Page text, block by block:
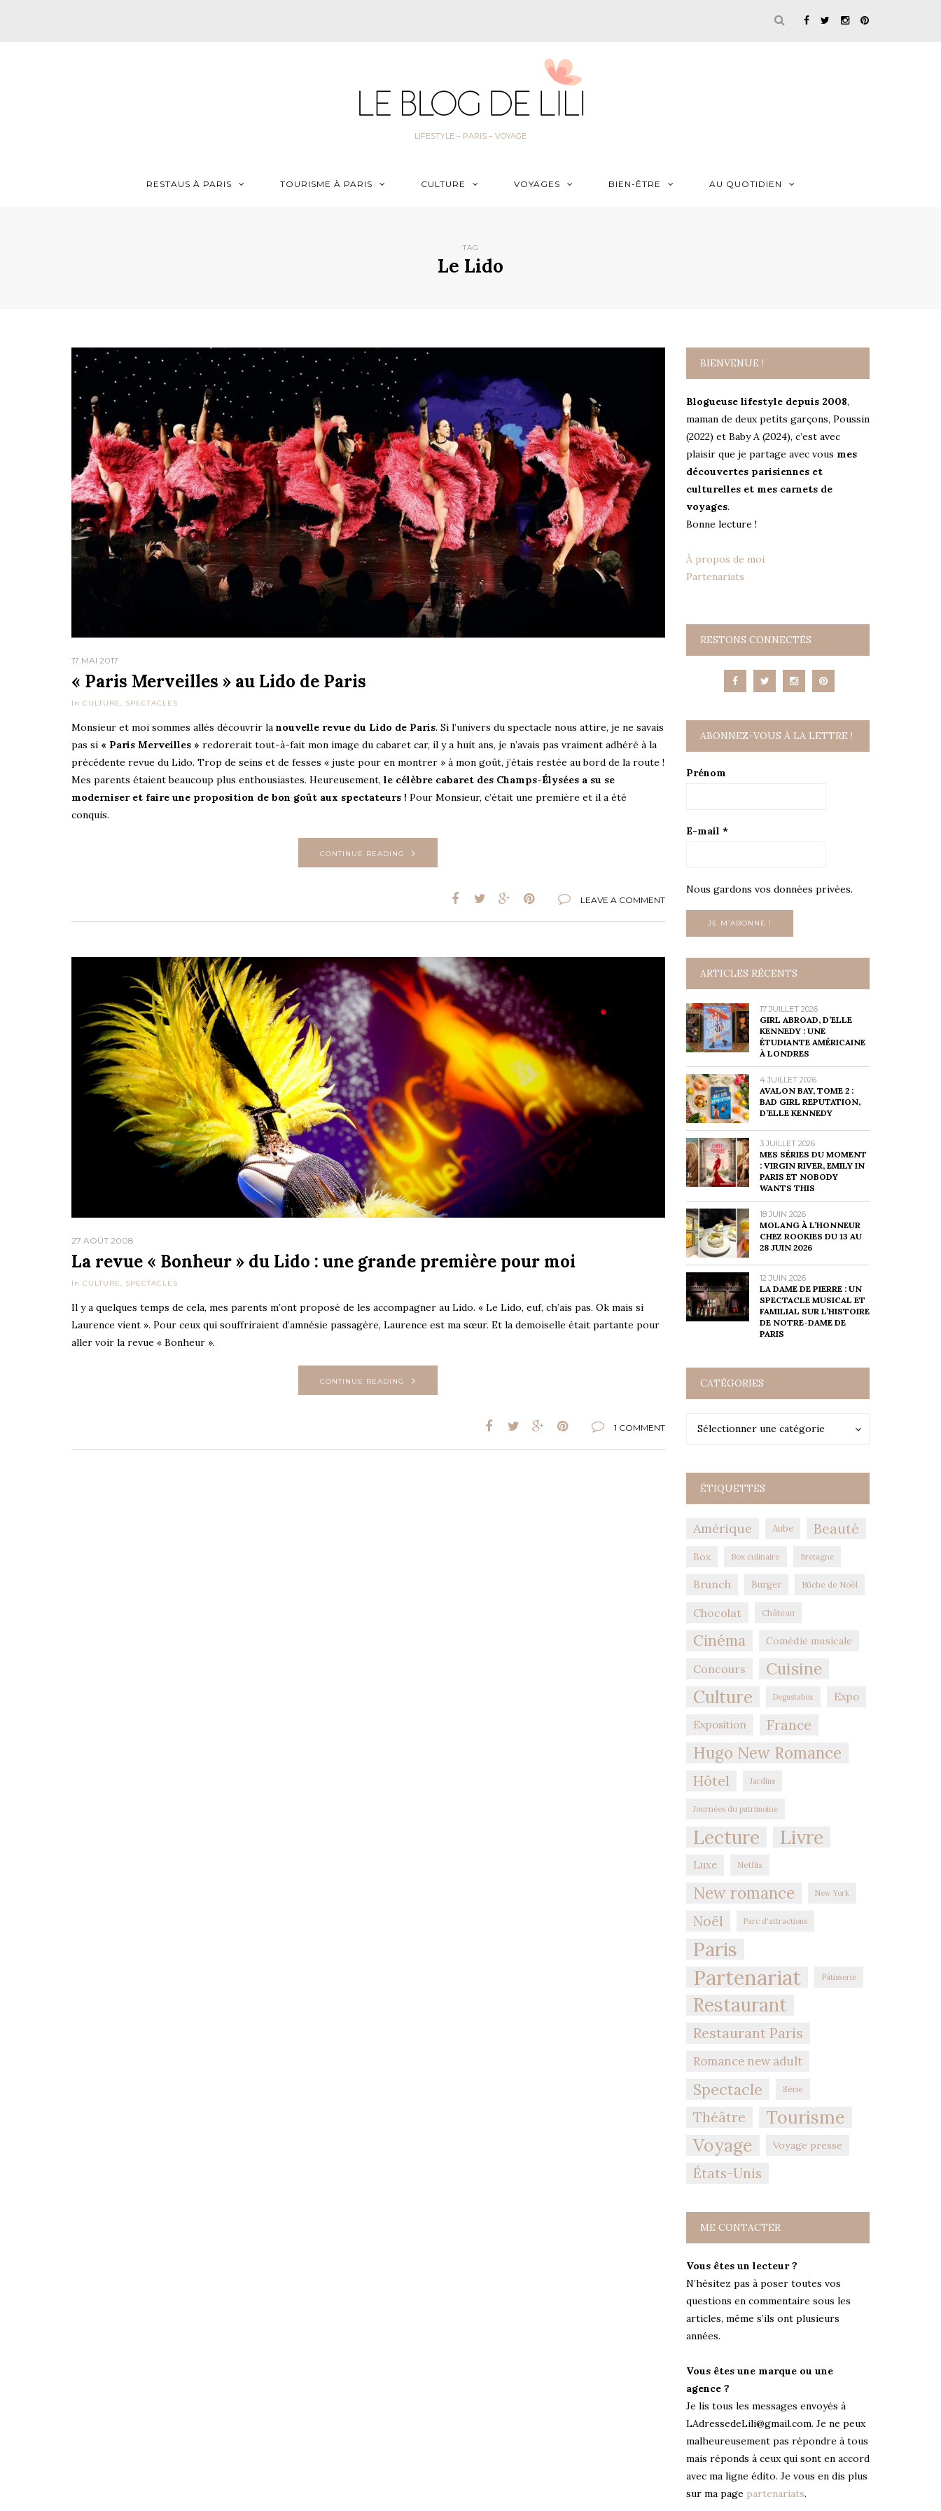
LIFESTYLE – PARIS – VOYAGE
RESTAUS À PARIS TOURISME À PARIS CULTURE VOYAGES BIEN-ÊTRE AU QUOTIDIEN
TAG
Le Lido
17 MAI 2017
« Paris Merveilles » au Lido de Paris
In CULTURE, SPECTACLES
Monsieur et moi sommes allés découvrir la nouvelle revue du Lido de Paris. Si l’univers du spectacle nous attire, je ne savais
pas si « Paris Merveilles » redorerait tout-à-fait mon image du cabaret car, il y a huit ans, je n’avais pas vraiment adhéré à la
précédente revue du Lido. Trop de seins et de fesses « juste pour en montrer » à mon goût, j’étais restée au bord de la route !
Mes parents étaient beaucoup plus enthousiastes. Heureusement, le célèbre cabaret des Champs-Élysées a su se
moderniser et faire une proposition de bon goût aux spectateurs ! Pour Monsieur, c’était une première et il a été
conquis.
CONTINUE READING
LEAVE A COMMENT
27 AOÛT 2008
La revue « Bonheur » du Lido : une grande première pour moi
In CULTURE SPECTACLES
Il y a quelques temps de cela, mes parents m’ont proposé de les accompagner au Lido. « Le Lido, euf, ch’ais pas. Ok mais si
Laurence vient ». Pour ceux qui souffriraient d’amnésie passagère, Laurence est ma sœur. Et la demoiselle était partante pour
aller voir la revue « Bonheur ».
CONTINUE READING
1 COMMENT
BIENVENUE !
Blogueuse lifestyle depuis 2008,
maman de deux petits garçons, Poussin
(2022) et Baby A (2024), c’est avec
plaisir que je partage avec vous mes
découvertes parisiennes et
culturelles et mes carnets de
voyages.
Bonne lecture !
À propos de moi
Partenariats
RESTONS CONNECTÉS
ABONNEZ-VOUS À LA LETTRE !
Prénom
E-mail *
Nous gardons vos données privées.
ARTICLES RÉCENTS
17 JUILLET 2026
GIRL ABROAD, D’ELLE
KENNEDY : UNE
ÉTUDIANTE AMÉRICAINE
À LONDRES
4 JUILLET 2026
AVALON BAY, TOME 2 :
BAD GIRL REPUTATION,
D’ELLE KENNEDY
3 JUILLET 2026
MES SÉRIES DU MOMENT
: VIRGIN RIVER, EMILY IN
PARIS ET NOBODY
WANTS THIS
18 JUIN 2026
MOLANG À L’HONNEUR
CHEZ ROOKIES DU 13 AU
28 JUIN 2026
12 JUIN 2026
LA DAME DE PIERRE : UN
SPECTACLE MUSICAL ET
FAMILIAL SUR L’HISTOIRE
DE NOTRE-DAME DE
PARIS
CATÉGORIES
Sélectionner une catégorie
Catégories
ÉTIQUETTES
Amérique Aube Beauté
Box Box culinaire Bretagne
Brunch Burger Bûche de Noël
Chocolat Château
Cinéma Comédie musicale
Concours Cuisine
Culture Degustabox Expo
Exposition France
Hugo New Romance
Hôtel Jardins
Journées du patrimoine
Lecture Livre
Luxe Netflix
New romance New York
Noël Parc d'attractions
Paris
Partenariat Pâtisserie
Restaurant
Restaurant Paris
Romance new adult
Spectacle Série
Théâtre
Tourisme
Voyage
Voyage presse
États-Unis
ME CONTACTER
Vous êtes un lecteur ?
N’hésitez pas à poser toutes vos
questions en commentaire sous les
articles, même s’ils ont plusieurs
années.
Vous êtes une marque ou une
agence ?
Je lis tous les messages envoyés à
LAdressedeLili@gmail.com. Je ne peux
malheureusement pas répondre à tous
mais réponds à ceux qui sont en accord
avec ma ligne édito. Je vous en dis plus
sur ma page partenariats.